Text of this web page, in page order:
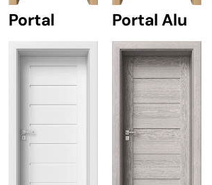
Portal Portal Alu